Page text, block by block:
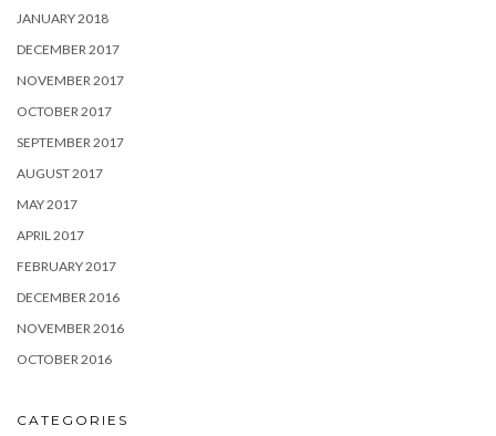
JANUARY 2018
DECEMBER 2017
NOVEMBER 2017
OCTOBER 2017
SEPTEMBER 2017
AUGUST 2017
MAY 2017
APRIL 2017
FEBRUARY 2017
DECEMBER 2016
NOVEMBER 2016
OCTOBER 2016
CATEGORIES